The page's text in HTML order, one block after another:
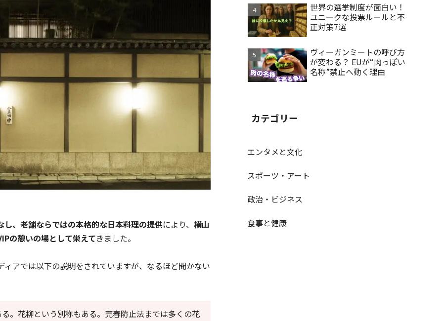
し、老舗ならではの本格的な日本料理の提供により、 横山
の憩いの場として栄えてきました。
アでは以下の説明をされていますが、なるほど聞かない
。花柳という別称もある。売春防止法までは多くの花
世界の選挙制度が面白い！
ユニークな投票ルールと不
正対策7選
ヴィーガンミートの呼び方
が変わる？ EUが“肉っぽい
名称”禁止へ動く理由
カテゴリー
エンタメと文化
スポーツ・アート
政治・ビジネス
食事と健康